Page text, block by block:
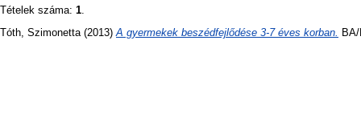
Tételek száma: 1.
Tóth, Szimonetta (2013) A gyermekek beszédfejlődése 3-7 éves korban.